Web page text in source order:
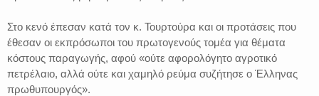
Στο κενό έπεσαν κατά τον κ. Τουρτούρα και οι προτάσεις που
έθεσαν οι εκπρόσωποι του πρωτογενούς τομέα για θέματα
κόστους παραγωγής, αφού «ούτε αφορολόγητο αγροτικό
πετρέλαιο, αλλά ούτε και χαμηλό ρεύμα συζήτησε ο Έλληνας
πρωθυπουργός».